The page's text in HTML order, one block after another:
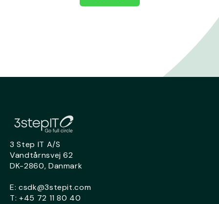
3 Step IT A/S
Vandtårnsvej 62
DK-2860, Danmark
E: csdk@3stepit.com
T: +45 72 11 80 40